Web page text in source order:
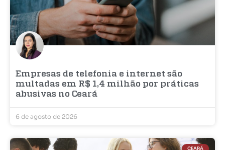
Empresas de telefonia e internet são
multadas em R$ 1,4 milhão por práticas
abusivas no Ceará
6 de agosto de 2026
CEARÁ